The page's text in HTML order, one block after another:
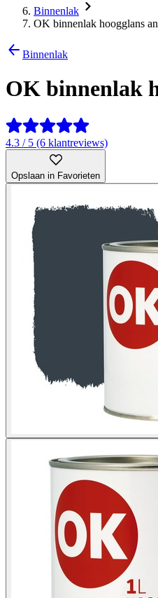
Binnenlak
OK binnenlak hoogglans
Binnenlak
OK binnenlak
4.3 / 5 (6 klantreviews)
Opslaan in Favorieten